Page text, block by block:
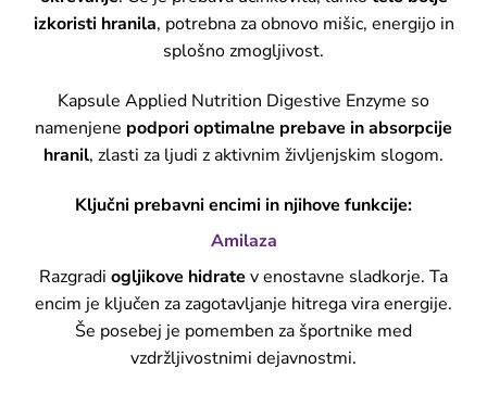
izkoristi hranila, potrebna za obnovo mišic, energijo in
splošno zmogljivost.
Kapsule Applied Nutrition Digestive Enzyme so
namenjene podpori optimalne prebave in absorpcije
hranil, zlasti za ljudi z aktivnim življenjskim slogom.
Ključni prebavni encimi in njihove funkcije:
Amilaza
Razgradi ogljikove hidrate v enostavne sladkorje. Ta
encim je ključen za zagotavljanje hitrega vira energije.
Še posebej je pomemben za športnike med
vzdržljivostnimi dejavnostmi.